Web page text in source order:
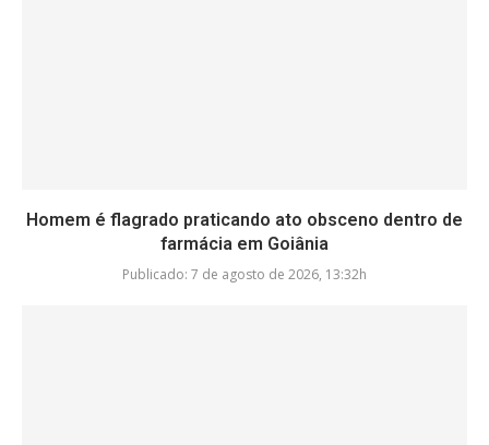
Homem é flagrado praticando ato obsceno dentro de
farmácia em Goiânia
Publicado: 7 de agosto de 2026, 13:32h